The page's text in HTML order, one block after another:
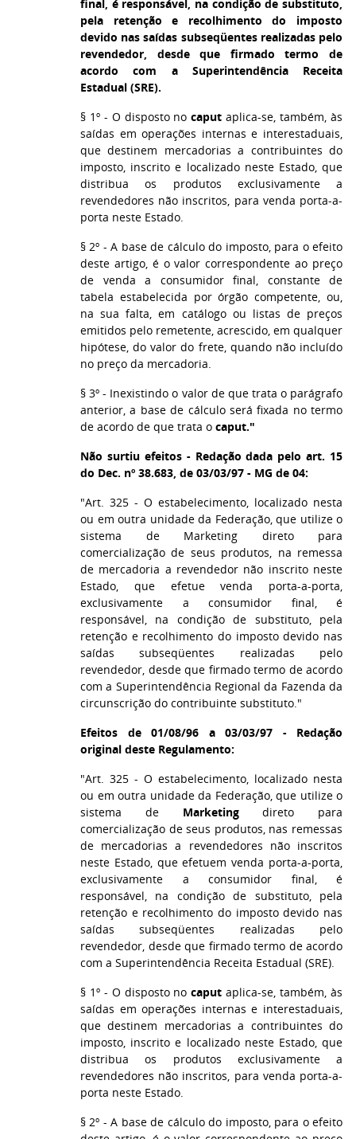
final, é responsável, na condição de substituto,
pela retenção e recolhimento do imposto
devido nas saídas subseqüentes realizadas pelo
revendedor, desde que firmado termo de
acordo com a Superintendência Receita
Estadual (SRE).
§ 1º - O disposto nocaput aplica-se, também, às
saídas em operações internas e interestaduais,
que destinem mercadorias a contribuintes do
imposto, inscrito e localizado neste Estado, que
distribua os produtos exclusivamente a
revendedores não inscritos, para venda porta-a-
porta neste Estado.
§ 2º - A base de cálculo do imposto, para o efeito
deste artigo, é o valor correspondente ao preço
de venda a consumidor final, constante de
tabela estabelecida por órgão competente, ou,
na sua falta, em catálogo ou listas de preços
emitidos pelo remetente, acrescido, em qualquer
hipótese, do valor do frete, quando não incluído
no preço da mercadoria.
§ 3º - Inexistindo o valor de que trata o parágrafo
anterior, a base de cálculo será fixada no termo
de acordo de que trata o caput."
Não surtiu efeitos - Redação dada pelo art. 15
do Dec. nº 38.683, de 03/03/97 - MG de 04:
"Art. 325 - O estabelecimento, localizado nesta
ou em outra unidade da Federação, que utilize o
sistema de Marketing direto para
comercialização de seus produtos, na remessa
de mercadoria a revendedor não inscrito neste
Estado, que efetue venda porta-a-porta,
exclusivamente a consumidor final, é
responsável, na condição de substituto, pela
retenção e recolhimento do imposto devido nas
saídas subseqüentes realizadas pelo
revendedor, desde que firmado termo de acordo
com a Superintendência Regional da Fazenda da
circunscrição do contribuinte substituto."
Efeitos de 01/08/96 a 03/03/97 - Redação
original deste Regulamento:
"Art. 325 - O estabelecimento, localizado nesta
ou em outra unidade da Federação, que utilize o
sistema de Marketingdireto para
comercialização de seus produtos, nas remessas
de mercadorias a revendedores não inscritos
neste Estado, que efetuem venda porta-a-porta,
exclusivamente a consumidor final, é
responsável, na condição de substituto, pela
retenção e recolhimento do imposto devido nas
saídas subseqüentes realizadas pelo
revendedor, desde que firmado termo de acordo
com a Superintendência Receita Estadual (SRE).
§ 1º - O disposto nocaput aplica-se, também, às
saídas em operações internas e interestaduais,
que destinem mercadorias a contribuintes do
imposto, inscrito e localizado neste Estado, que
distribua os produtos exclusivamente a
revendedores não inscritos, para venda porta-a-
porta neste Estado.
§ 2º - A base de cálculo do imposto, para o efeito